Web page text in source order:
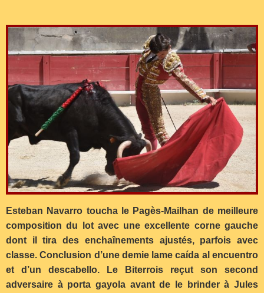
Esteban Navarro toucha le Pagès-Mailhan de meilleure
composition du lot avec une excellente corne gauche
dont il tira des enchaînements ajustés, parfois avec
classe. Conclusion d’une demie lame caída al encuentro
et d’un descabello. Le Biterrois reçut son second
adversaire à porta gayola avant de le brinder à Jules